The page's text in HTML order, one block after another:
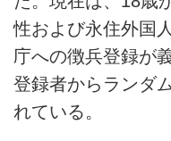
性および永住外国
庁への徴兵登録が
登録者からランダ
れている。